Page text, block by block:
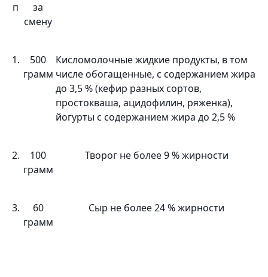
п
за
смену
1.
500
грамм
Кисломолочные жидкие продукты, в том
числе обогащенные, с содержанием жира
до 3,5 % (кефир разных сортов,
простокваша, ацидофилин, ряженка),
йогурты с содержанием жира до 2,5 %
2.
100
грамм
Творог не более 9 % жирности
3.
60
грамм
Сыр не более 24 % жирности